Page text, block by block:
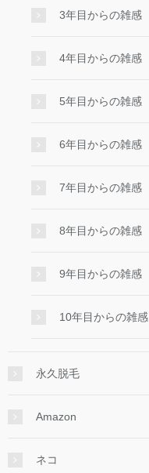
3年目からの雑感
4年目からの雑感
5年目からの雑感
6年目からの雑感
7年目からの雑感
8年目からの雑感
9年目からの雑感
10年目からの雑感
永久脱毛
Amazon
ネコ